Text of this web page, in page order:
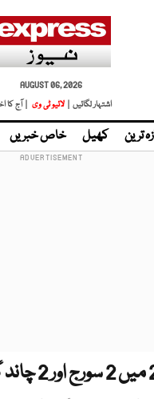
AUGUST 06, 2026
اشتہار لگائیں |
لائیو ٹی وی | آج کا
ترین کھیل خاص خبریں